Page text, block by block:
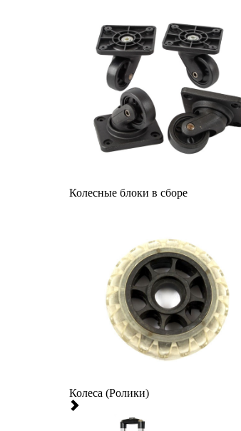
Колесные блоки в сборе
Колеса (Ролики)